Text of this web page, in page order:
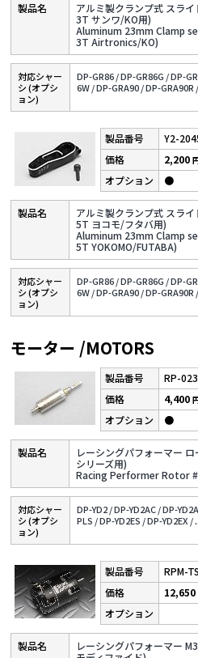
アルミ製クランプ式 スラ
3T サンワ/KO用)
Aluminum 23mm Clamp
3T Airtronics/KO)
対応シャー
シ (オプシ
ョン)
DP-GR86 /DP-GR86G /DP-
6W /DP-GRA90 /DP-GRA90R /
Y2-
アルミ製クランプ式 スラ
5T ヨコモ/フタバ用)
Aluminum 23mm Clamp
5T YOKOMO/FUTABA)
2,200
●
対応シャー
シ (オプシ
ョン)
DP-GR86 /DP-GR86G /DP-
6W /DP-GRA90 /DP-GRA90R /
モーター /MOTORS
RP-023
レーシングパフォーマー
シリーズ用)
Racing Performer Rotor
4,400
●
対応シャー
シ (オプシ
ョン)
DP-YD2 /DP-YD2AC /DP-
PLS /DP-YD2ES /DP-YD2EX /
RPM-
レーシングパフォーマー
12,650